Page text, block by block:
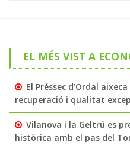
EL MÉS VIST A
El Préssec d’Ordal
recuperació i qualitat
Vilanova i la Geltrú es
històrica amb el pas del